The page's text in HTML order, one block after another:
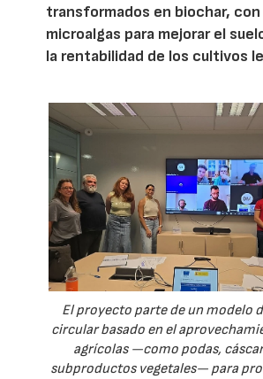
transformados en biochar, con
microalgas para mejorar el
la rentabilidad de los cultivos
El proyecto parte de un modelo
circular basado en el
agrícolas —como podas,
subproductos vegetales— para